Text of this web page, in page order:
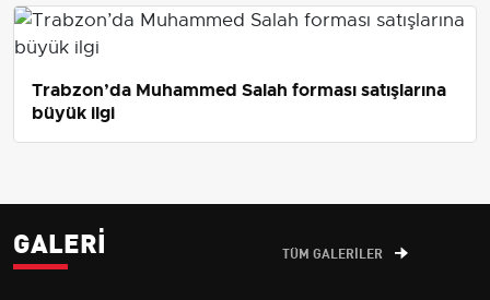
Trabzon’da Muhammed Salah forması satışlarına
büyük ilgi
GALERI TÜM GALERİLER